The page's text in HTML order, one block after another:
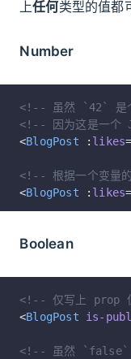
上任何类型的值都
Number
<!-- 虽然 `42` 是
<!-- 因为这是一个
<BlogPost : likes=
<!-- 根据一个变量
<BlogPost : likes=
Boolean
<!-- 仅写上 prop
<BlogPost is-
<!-- 虽然 `false`